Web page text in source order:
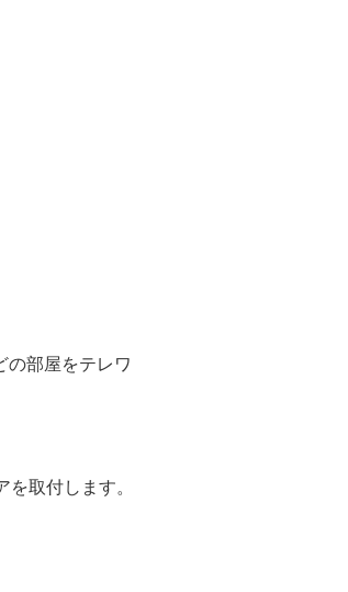
の部屋をテレワ
取付します。